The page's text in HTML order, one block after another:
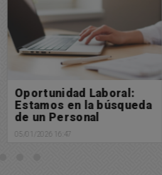
Oportunidad Laboral:
Estamos en la búsqueda
de un Personal
Administrativo para
Chacabuco.
05/01/2026 16:47